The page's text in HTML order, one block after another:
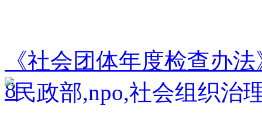
《社会团体年度检查办
8